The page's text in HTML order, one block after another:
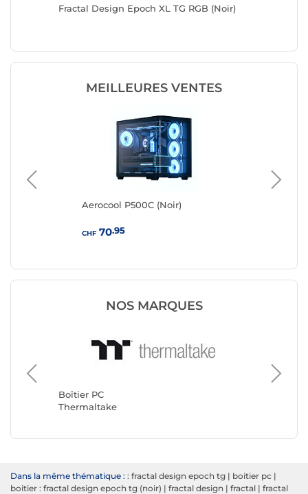
Fractal Design Epoch XL TG RGB (Noir)
MEILLEURES VENTES
Aerocool P500C (Noir)
CHF70.95
NOS MARQUES
Boîtier PC
Thermaltake
Boîtier
Corsair
Dans la même thématique : : fractal design epoch tg | boitier pc |
boitier : fractal design epoch tg (noir) | fractal design | fractal | fractal